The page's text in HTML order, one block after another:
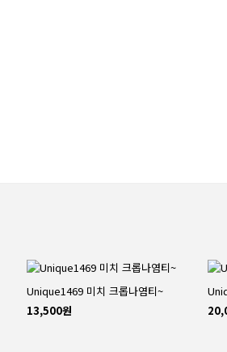
Unique1469 미치 크롭나염티~
13,500원